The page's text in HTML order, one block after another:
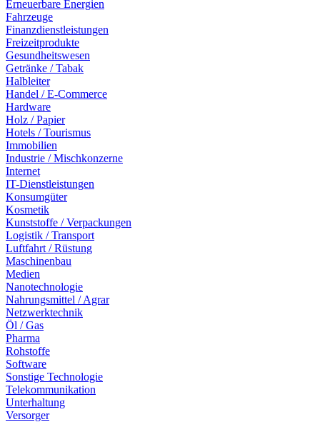
Erneuerbare Energien
Fahrzeuge
Finanzdienstleistungen
Freizeitprodukte
Gesundheitswesen
Getränke / Tabak
Halbleiter
Handel / E-Commerce
Hardware
Holz / Papier
Hotels / Tourismus
Immobilien
Industrie / Mischkonzerne
Internet
IT-Dienstleistungen
Konsumgüter
Kosmetik
Kunststoffe / Verpackungen
Logistik / Transport
Luftfahrt / Rüstung
Maschinenbau
Medien
Nanotechnologie
Nahrungsmittel / Agrar
Netzwerktechnik
Öl / Gas
Pharma
Rohstoffe
Software
Sonstige Technologie
Telekommunikation
Unterhaltung
Versorger